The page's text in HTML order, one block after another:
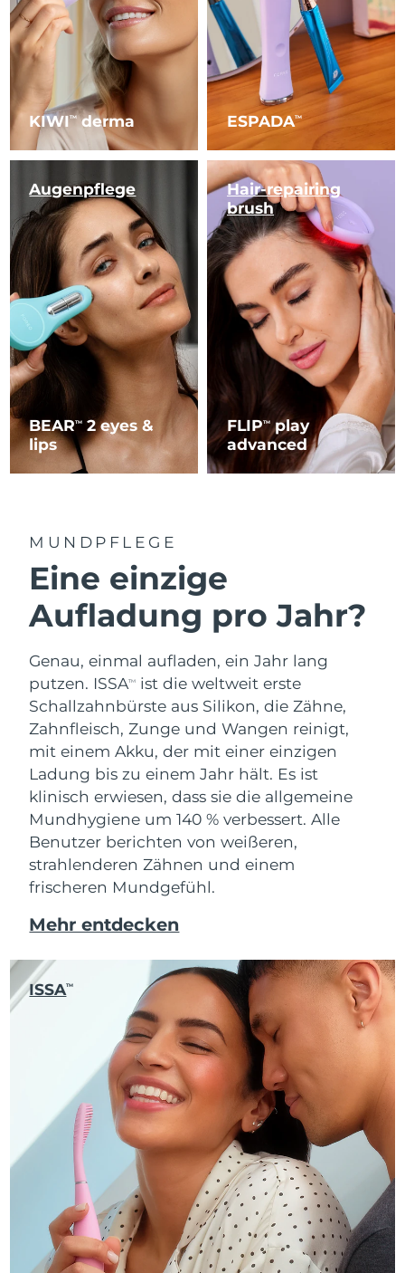
KIWITMderma ESPADATM
BEARTM
2 eyes &
lips
Augenpflege
FLIPTMplay
advanced
Hair-repairing
brush
MUNDPFLEGE
Eine einzige
Aufladung pro Jahr?
Genau, einmal aufladen, ein Jahr lang
putzen. ISSATM
ist die weltweit erste
Schallzahnbürste aus Silikon, die Zähne,
Zahnfleisch, Zunge und Wangen reinigt,
mit einem Akku, der mit einer einzigen
Ladung bis zu einem Jahr hält. Es ist
klinisch erwiesen, dass sie die allgemeine
Mundhygiene um 140 % verbessert. Alle
Benutzer berichten von weißeren,
strahlenderen Zähnen und einem
frischeren Mundgefühl.
Mehr entdecken
ISSATM